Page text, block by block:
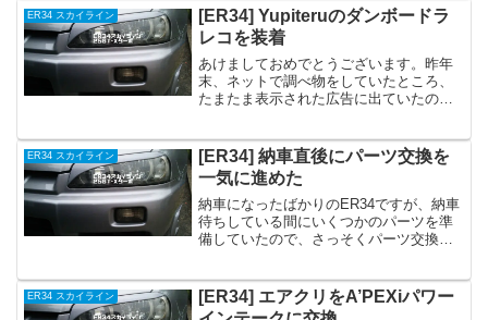
JZX90マークIIの1JZ-GTEエンジ...
ER34 スカイライン
[ER34] Yupiteruのダンボードラ
レコを装着
あけましておめでとうございます。昨年
末、ネットで調べ物をしていたところ、
たまたま表示された広告に出ていたの
見た目がいかにも「ドラレコ」という感
じで、何となく好みではない...
ER34 スカイライン
[ER34] 納車直後にパーツ交換を
一気に進めた
納車になったばかりのER34ですが、納車
待ちしている間にいくつかのパーツを準
備していたので、さっそくパーツ交換を
ら。いろいろ悩んだけど、今回もHKSの
スーパーパワーフロ...
ER34 スカイライン
[ER34] エアクリをA’PEXiパワー